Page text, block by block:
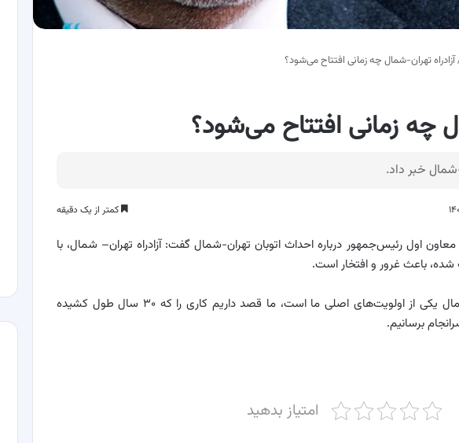
آزادراه تهران-شمال چه زمانی افتتاح می‌شود؟
چه زمانی افتتاح می‌شود؟
شمال خبر داد.
کمتر از یک دقیقه
معاون اول رئیس‌جمهور درباره احداث اتوبان تهران-شمال گفت: آزادراه تهران– شمال، با
باعث غرور و افتخار است.
وی ادامه داد: اتمام آزادراه تهران-شمال یکی از اولویت‌های اصلی ما است، ما قصد داریم کاری را که ۳۰ سال طول کشیده
برسانیم.
امتیاز بدهید